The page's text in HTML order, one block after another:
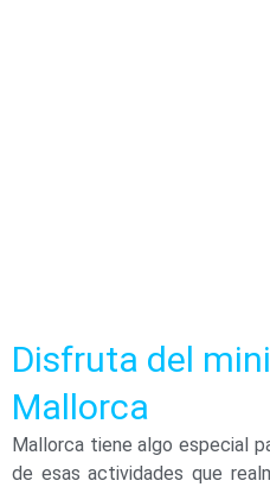
Disfruta del
Mallorca
Mallorca tiene algo especial
de esas actividades que